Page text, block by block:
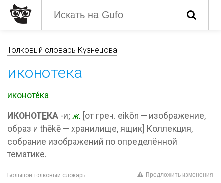
Толковый словарь Кузнецова
иконотека
иконоте́ка
ИКОНОТЕКА -и; ж. [от греч. eikōn — изображение,
образ и thēkē — хранилище, ящик] Коллекция,
собрание изображений по определённой
тематике.
Большой толковый словарь
Предложить изменения